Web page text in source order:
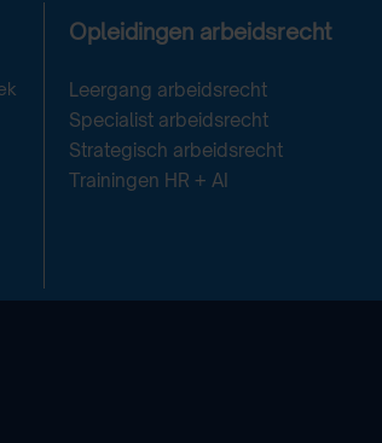
Opleidingen arbeidsrecht
Leergang arbeidsrecht
Specialist arbeidsrecht
Strategisch arbeidsrecht
Trainingen HR + AI